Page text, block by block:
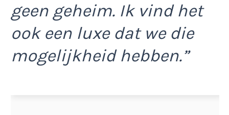
geen geheim. Ik vind het
ook een luxe dat we die
mogelijkheid hebben.”